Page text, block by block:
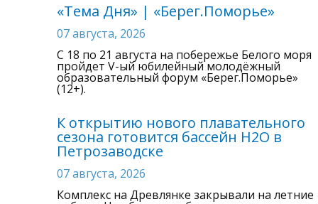
«Тема Дня» | «Берег.Поморье»
07 августа, 2026
С 18 по 21 августа на побережье Белого моря
пройдет V-ый юбилейный молодёжный
образовательный форум «Берег.Поморье»
(12+).
К открытию нового плавательного
сезона готовится бассейн H2О в
Петрозаводске
07 августа, 2026
Комплекс на Древлянке закрывали на летние